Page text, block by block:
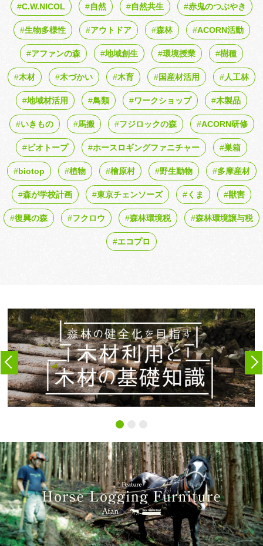
C.W.NICOL 自然 自然共生 赤鬼のつぶやき
生物多様性 アウトドア 森林 ACORN活動
アファンの森 地域創生 環境授業 樹種
木材 木づかい 木育 国産材活用 人工林
地域材活用 鳥類 ワークショップ 木製品
いきもの 馬搬 フジロックの森 ACORN研修
ビオトープ ホースロギングファニチャー 巣箱
biotop 植物 檜原村 野生動物 多摩産材
森が学校計画 東京チェンソーズ くま 獣害
復興の森 フクロウ 森林環境税 森林環境譲与税
エコプロ